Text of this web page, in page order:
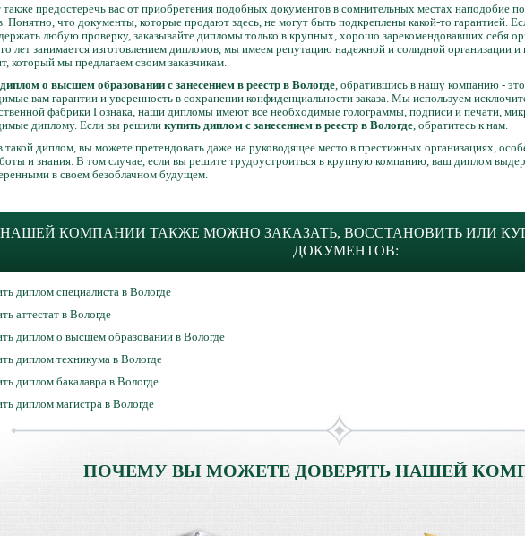
также предостеречь вас от приобретения подобных документов в сомнительных местах наподобие
Понятно, что документы, которые продают здесь, не могут быть подкреплены какой-то гарантией.
любую проверку, заказывайте дипломы только в крупных, хорошо зарекомендовавших себя
лет занимается изготовлением дипломов, мы имеем репутацию надежной и солидной организации и
который мы предлагаем своим заказчикам.
о высшем образовании с занесением в реестр в Вологде , обратившись в нашу компанию -
вам гарантии и уверенность в сохранении конфиденциальности заказа. Мы используем
фабрики Гознака, наши дипломы имеют все необходимые голограммы, подписи и печати,
диплому. Если вы решили купить диплом с занесением в реестр в Вологде , обратитесь к нам.
такой диплом, вы можете претендовать даже на руководящее место в престижных организациях,
и знания. В том случае, если вы решите трудоустроиться в крупную компанию, ваш диплом
в своем безоблачном будущем.
КОМПАНИИ ТАКЖЕ МОЖНО ЗАКАЗАТЬ, ВОССТАНОВИТЬ ИЛИ
ДОКУМЕНТОВ:
диплом специалиста в Вологде
аттестат в Вологде
диплом о высшем образовании в Вологде
диплом техникума в Вологде
диплом бакалавра в Вологде
диплом магистра в Вологде
ПОЧЕМУ ВЫ МОЖЕТЕ ДОВЕРЯТЬ НАШЕЙ